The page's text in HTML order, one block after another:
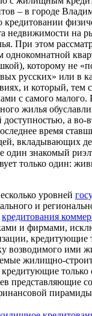
– в городе
кредитовании
недвижимости на
При этом
однокомнатной
которому не
русских» или в
и который,
с самого малого.
жилья
а во-
время
вкладывающих
один знакомый
только один:
уровней
и
кредитования
и фирмами,
кредитующие
возводимого ими
жилищно-
только
представляющие